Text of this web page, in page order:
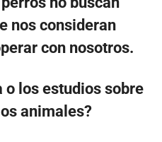
nos consideran
con nosotros.
o los estudios sobre
animales?